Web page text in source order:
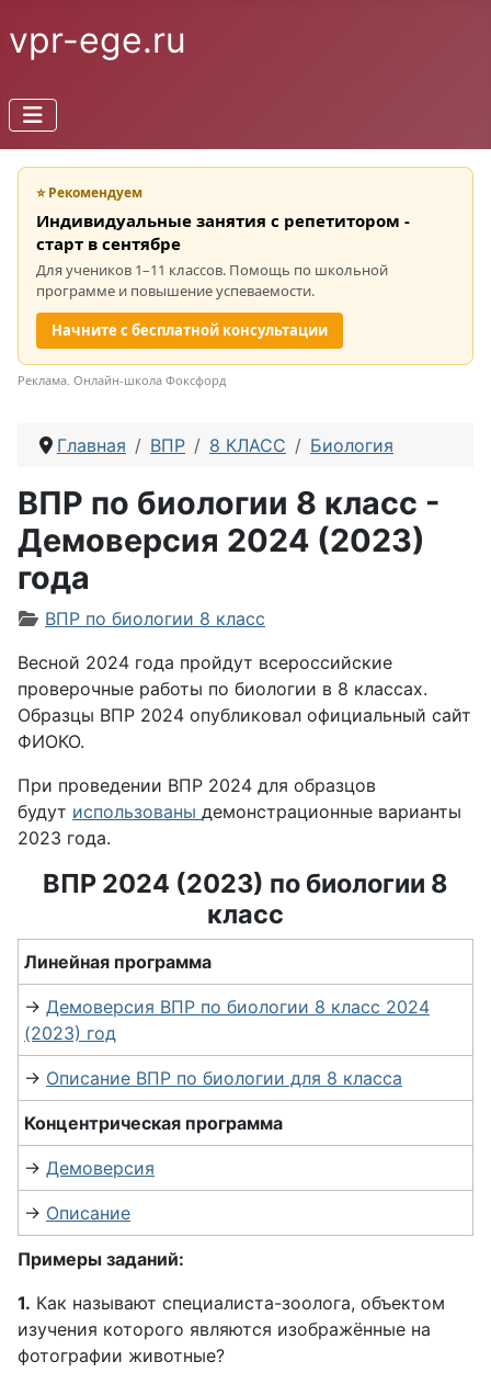
vpr-ege.ru
⭐ Рекомендуем
Индивидуальные занятия с репетитором -
старт в сентябре
Для учеников 1–11 классов. Помощь по школьной
программе и повышение успеваемости.
Начните с бесплатной консультации
Реклама. Онлайн-школа Фоксфорд
Главная ВПР 8 КЛАСС Биология
ВПР по биологии 8 класс -
Демоверсия 2024 (2023)
года
Информация о материале
ВПР по биологии 8 класс
Весной 2024 года пройдут всероссийские
проверочные работы по биологии в 8 классах.
Образцы ВПР 2024 опубликовал официальный сайт
ФИОКО.
При проведении ВПР 2024 для образцов
будут использованы демонстрационные варианты
2023 года.
ВПР 2024 (2023) по биологии 8
класс
Линейная программа
→ Демоверсия ВПР по биологии 8 класс 2024
(2023) год
→ Описание ВПР по биологии для 8 класса
Концентрическая программа
→ Демоверсия
→ Описание
Примеры заданий:
1. Как называют специалиста-зоолога, объектом
изучения которого являются изображённые на
фотографии животные?